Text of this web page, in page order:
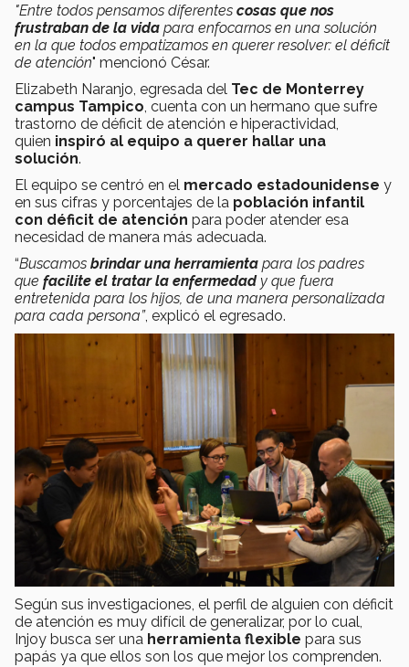
"Entre todos pensamos diferentes cosas que nos
frustraban de la vida para enfocarnos en una solución
en la que todos empatizamos en querer resolver: el déficit
de atención" mencionó César.
Elizabeth Naranjo, egresada del Tec de Monterrey
campus Tampico , cuenta con un hermano que sufre
trastorno de déficit de atención e hiperactividad,
quien inspiró al equipo a querer hallar una
solución.
El equipo se centró en el mercado estadounidense y
en sus cifras y porcentajes de la población infantil
con déficit de atención para poder atender esa
necesidad de manera más adecuada.
“Buscamos brindar una herramienta para los padres
que facilite el tratar la enfermedad y que fuera
entretenida para los hijos, de una manera personalizada
para cada persona”, explicó el egresado.
Según sus investigaciones, el perfil de alguien con déficit
de atención es muy difícil de generalizar, por lo cual,
Injoy busca ser una herramienta flexible para sus
papás ya que ellos son los que mejor los comprenden.